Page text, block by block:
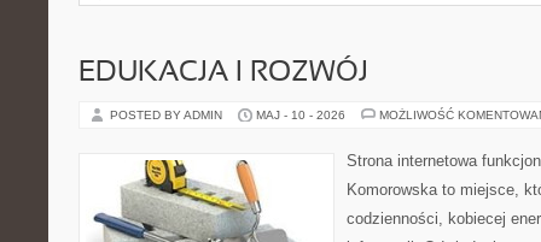
EDUKACJA I ROZWÓJ
POSTED BY ADMIN MAJ - 10 - 2026 MOŻLIWOŚĆ
Strona internetowa
Komorowska to miejsce,
codzienności, kobiecej